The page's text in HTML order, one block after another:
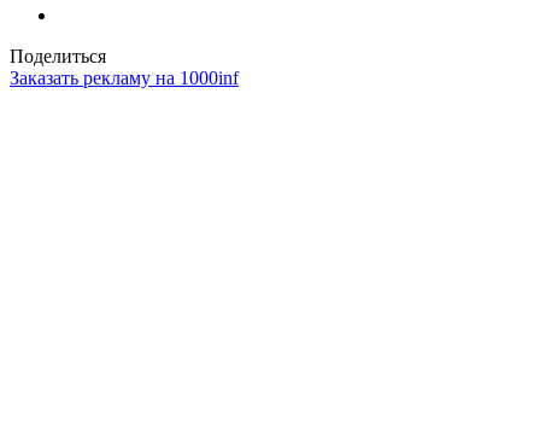
Поделиться
Заказать рекламу на 1000inf